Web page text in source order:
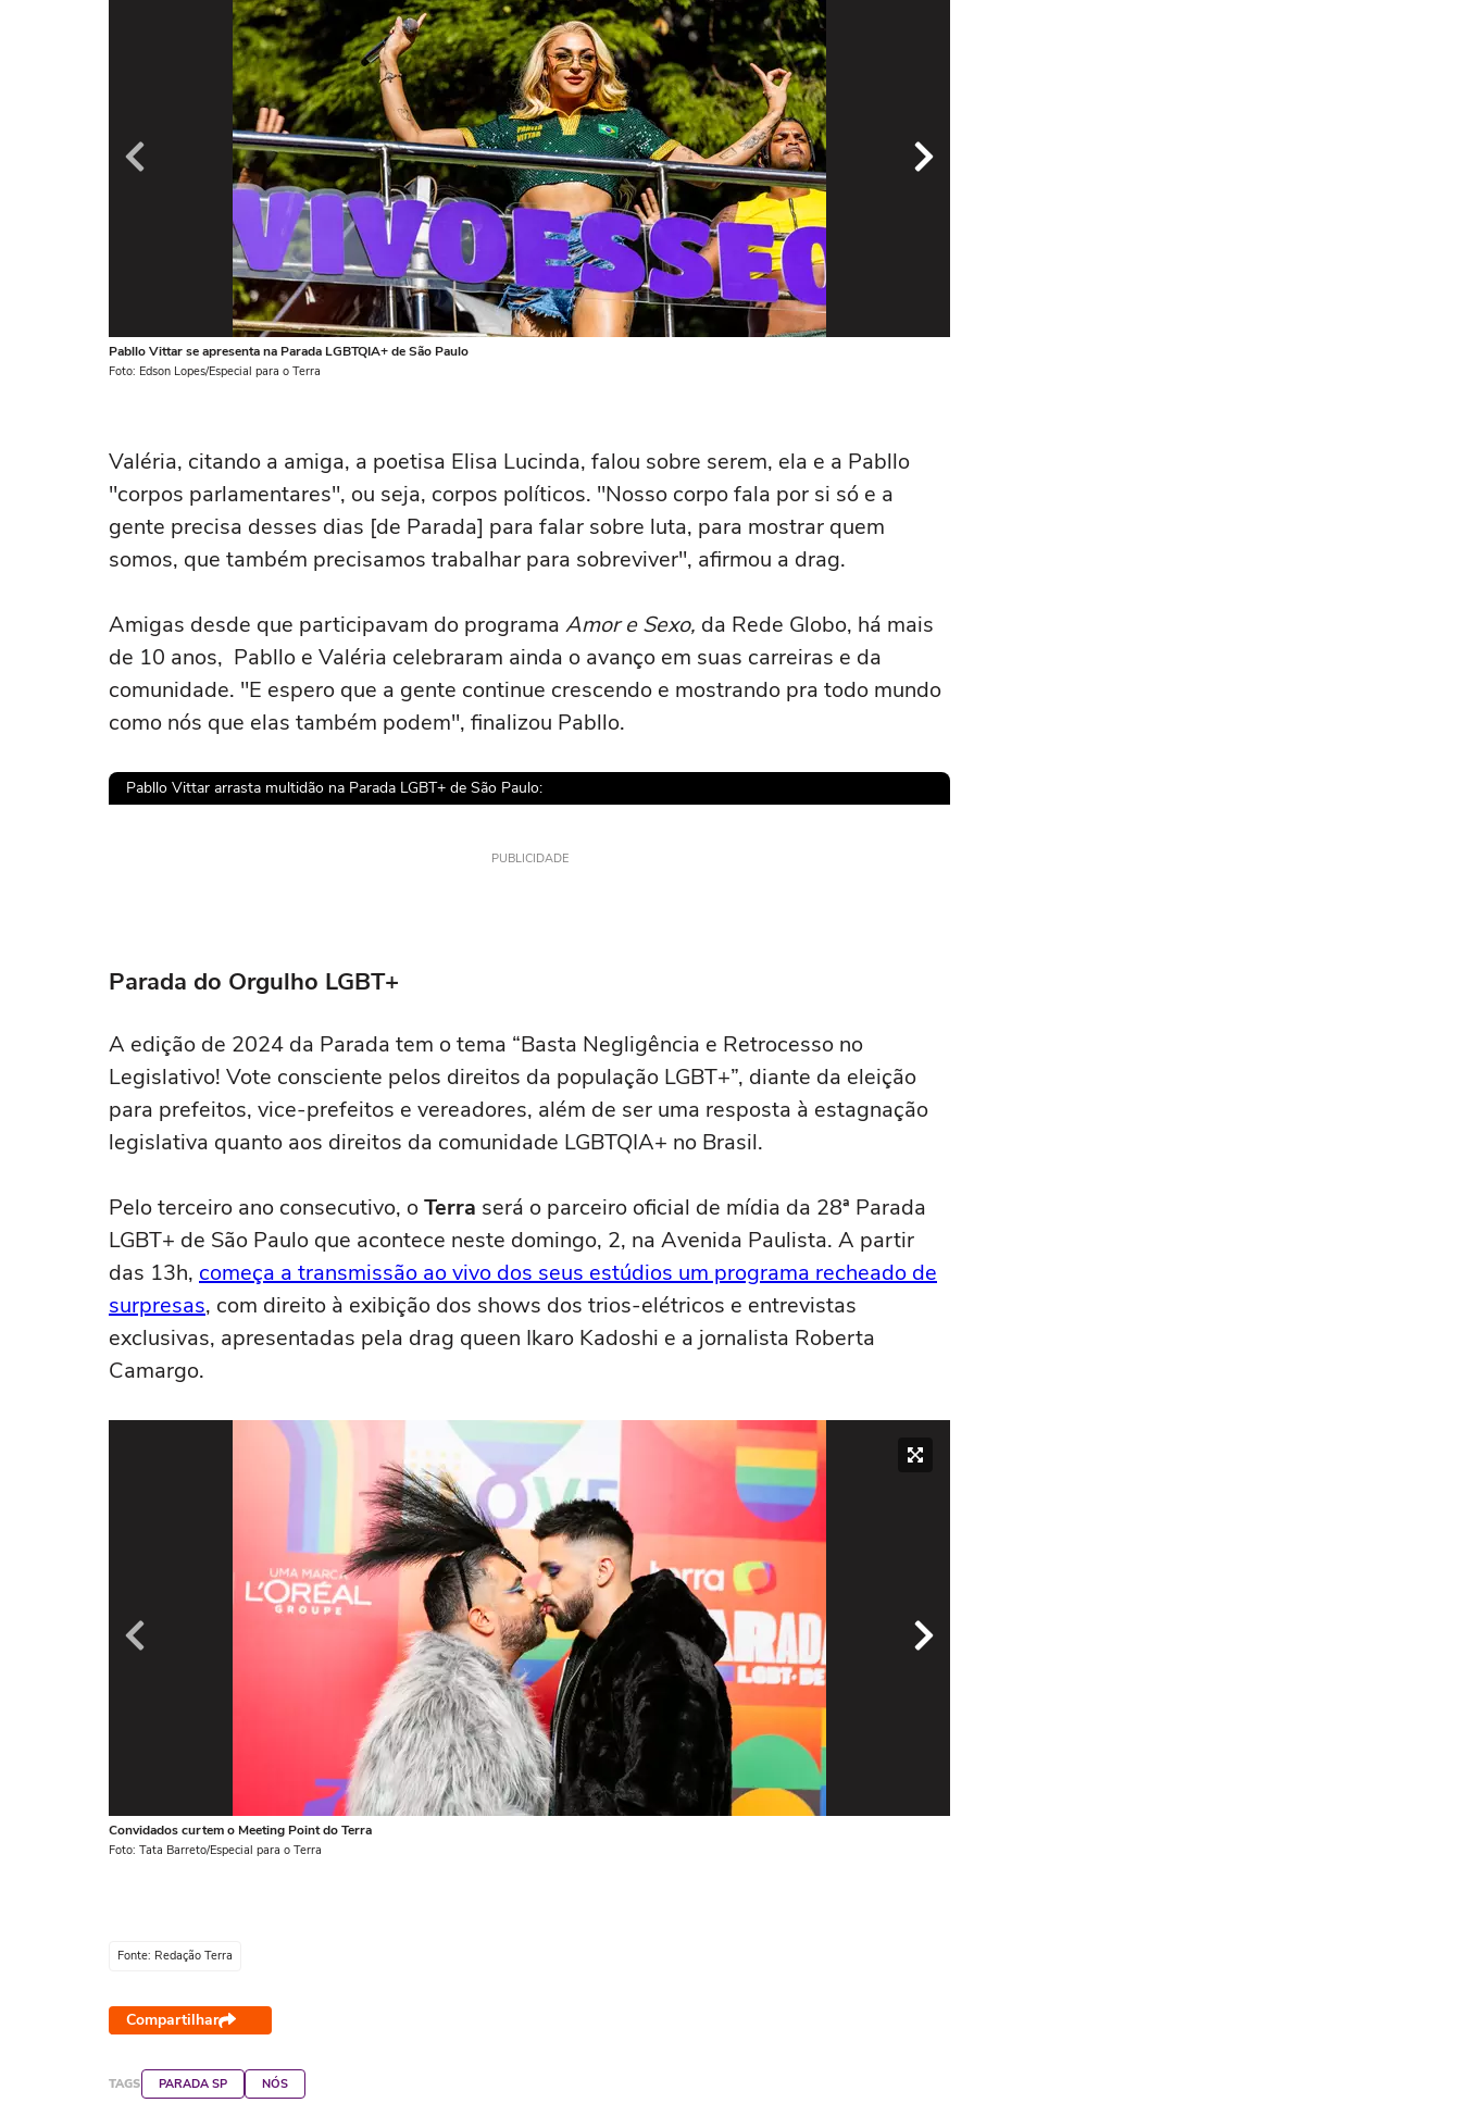
Pabllo Vittar se apresenta na Parada LGBTQIA+ de São Paulo
Foto: Edson Lopes/Especial para o Terra
Valéria, citando a amiga, a poetisa Elisa Lucinda, falou sobre serem, ela e a Pabllo
"corpos parlamentares", ou seja, corpos políticos. "Nosso corpo fala por si só e a
gente precisa desses dias [de Parada] para falar sobre luta, para mostrar quem
somos, que também precisamos trabalhar para sobreviver", afirmou a drag.
Amigas desde que participavam do programa Amor e Sexo, da Rede Globo, há mais
de 10 anos, Pabllo e Valéria celebraram ainda o avanço em suas carreiras e da
comunidade. "E espero que a gente continue crescendo e mostrando pra todo mundo
como nós que elas também podem", finalizou Pabllo.
Pabllo Vittar arrasta multidão na Parada LGBT+ de São Paulo:
PUBLICIDADE
Parada do Orgulho LGBT+
A edição de 2024 da Parada tem o tema “Basta Negligência e Retrocesso no
Legislativo! Vote consciente pelos direitos da população LGBT+”, diante da eleição
para prefeitos, vice-prefeitos e vereadores, além de ser uma resposta à estagnação
legislativa quanto aos direitos da comunidade LGBTQIA+ no Brasil.
Pelo terceiro ano consecutivo, oTerra será o parceiro oficial de mídia da 28ª Parada
LGBT+ de São Paulo que acontece neste domingo, 2, na Avenida Paulista. A partir
das 13h, começa a transmissão ao vivo dos seus estúdios um programa recheado de
surpresas, com direito à exibição dos shows dos trios-elétricos e entrevistas
exclusivas, apresentadas pela drag queen Ikaro Kadoshi e a jornalista Roberta
Camargo.
Convidados curtem o Meeting Point do Terra
Foto: Tata Barreto/Especial para o Terra
Fonte: Redação Terra
Compartilhar
TAGS PARADA SP NÓS